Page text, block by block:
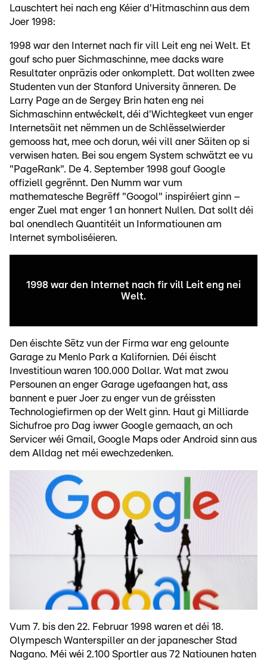
Lauschtert hei nach eng Kéier d'Hitmaschinn aus dem
Joer 1998:
1998 war den Internet nach fir vill Leit eng nei Welt. Et
gouf scho puer Sichmaschinne, mee dacks ware
Resultater onpräzis oder onkomplett. Dat wollten zwee
Studenten vun der Stanford University änneren. De
Larry Page an de Sergey Brin haten eng nei
Sichmaschinn entwéckelt, déi d'Wichtegkeet vun enger
Internetsäit net nëmmen un de Schlësselwierder
gemooss hat, mee och dorun, wéi vill aner Säiten op si
verwisen haten. Bei sou engem System schwätzt ee vu
"PageRank". De 4. September 1998 gouf Google
offiziell gegrënnt. Den Numm war vum
mathematesche Begrëff "Googol" inspiréiert ginn –
enger Zuel mat enger 1 an honnert Nullen. Dat sollt déi
bal onendlech Quantitéit un Informatiounen am
Internet symboliséieren.
1998 war den Internet nach fir vill Leit eng nei
Welt.
Den éischte Sëtz vun der Firma war eng gelounte
Garage zu Menlo Park a Kalifornien. Déi éischt
Investitioun waren 100.000 Dollar. Wat mat zwou
Persounen an enger Garage ugefaangen hat, ass
bannent e puer Joer zu enger vun de gréissten
Technologiefirmen op der Welt ginn. Haut gi Milliarde
Sichufroe pro Dag iwwer Google gemaach, an och
Servicer wéi Gmail, Google Maps oder Android sinn aus
dem Alldag net méi ewechzedenken.
Vum 7. bis den 22. Februar 1998 waren et déi 18.
Olympesch Wanterspiller an der japanescher Stad
Nagano. Méi wéi 2.100 Sportler aus 72 Natiounen haten